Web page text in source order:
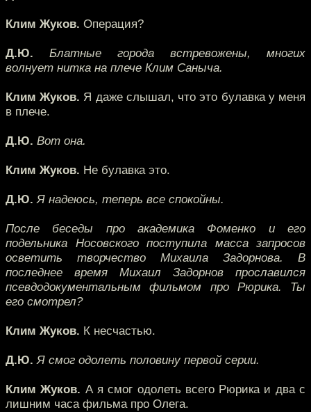
Клим Жуков. Операция?
Д.Ю. Блатные города встревожены, многих
волнует нитка на плече Клим Саныча.
Клим Жуков. Я даже слышал, что это булавка у меня
в плече.
Д.Ю. Вот она.
Клим Жуков. Не булавка это.
Д.Ю. Я надеюсь, теперь все спокойны.
После беседы про академика Фоменко и его
подельника Носовского поступила масса запросов
осветить творчество Михаила Задорнова. В
последнее время Михаил Задорнов прославился
псевдодокументальным фильмом про Рюрика. Ты
его смотрел?
Клим Жуков. К несчастью.
Д.Ю. Я смог одолеть половину первой серии.
Клим Жуков. А я смог одолеть всего Рюрика и два с
лишним часа фильма про Олега.